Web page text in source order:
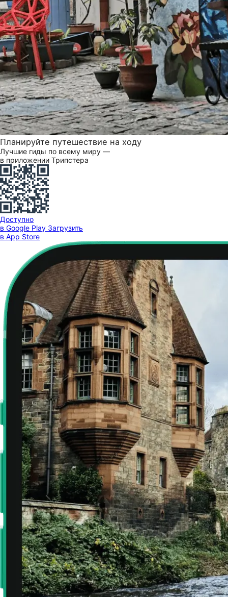
Планируйте путешествие на ходу
Лучшие гиды по всему миру —
в приложении Трипстера
Доступно
в Google Play Загрузить
в App Store